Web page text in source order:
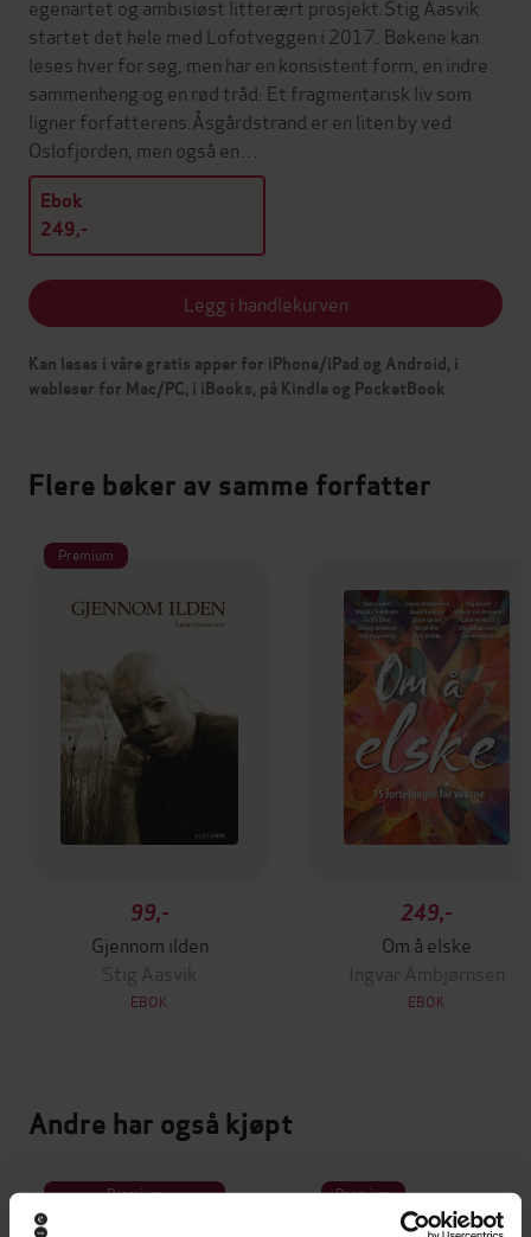
egenartet og ambisiøst litterært prosjekt.Stig Aasvik
startet det hele med Lofotveggen i 2017. Bøkene kan
leses hver for seg, men har en konsistent form, en indre
sammenheng og en rød tråd: Et fragmentarisk liv som
ligner forfatterens.Åsgårdstrand er en liten by ved
Oslofjorden, men også en…
Ebok
249,-
Legg i handlekurven
Kan leses i våre gratis apper for iPhone/iPad og Android, i
webleser for Mac/PC, i iBooks, på Kindle og PocketBook
Flere bøker av samme forfatter
Premium
99,-
Gjennom ilden
Stig Aasvik
EBOK
249,-
Om å elske
Ingvar Ambjørnsen
EBOK
Andre har også kjøpt
Premium
Premium